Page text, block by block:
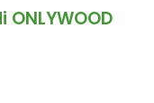
ONLYWOOD